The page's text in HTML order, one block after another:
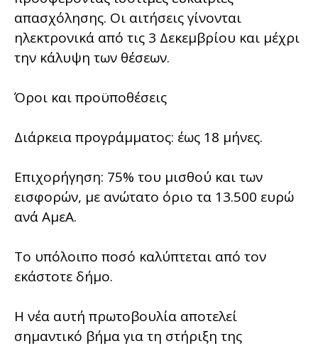
απασχόλησης. Οι αιτήσεις γίνονται
ηλεκτρονικά από τις 3 Δεκεμβρίου και μέχρι
την κάλυψη των θέσεων.
Όροι και προϋποθέσεις
Διάρκεια προγράμματος: έως 18 μήνες.
Επιχορήγηση: 75% του μισθού και των
εισφορών, με ανώτατο όριο τα 13.500 ευρώ
ανά ΑμεΑ.
Το υπόλοιπο ποσό καλύπτεται από τον
εκάστοτε δήμο.
Η νέα αυτή πρωτοβουλία αποτελεί
σημαντικό βήμα για τη στήριξη της